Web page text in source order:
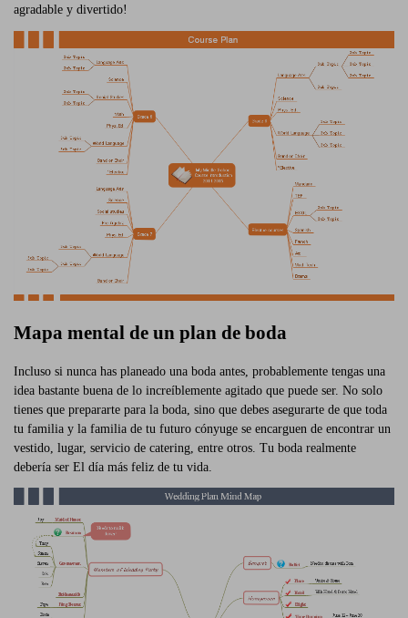
agradable y divertido!
Mapa mental de un plan de boda
Incluso si nunca has planeado una boda antes, probablemente tengas una
idea bastante buena de lo increíblemente agitado que puede ser. No solo
tienes que prepararte para la boda, sino que debes asegurarte de que toda
tu familia y la familia de tu futuro cónyuge se encarguen de encontrar un
vestido, lugar, servicio de catering, entre otros. Tu boda realmente
debería ser El día más feliz de tu vida.